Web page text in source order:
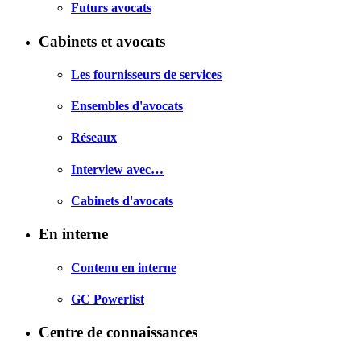
Futurs avocats
Cabinets et avocats
Les fournisseurs de services
Ensembles d'avocats
Réseaux
Interview avec…
Cabinets d'avocats
En interne
Contenu en interne
GC Powerlist
Centre de connaissances